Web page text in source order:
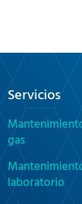
Servicios
gas
laboratorio